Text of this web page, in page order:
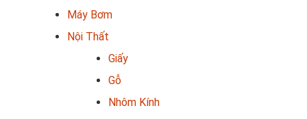
Máy Bơm
Nội Thất
Giấy
Gỗ
Nhôm Kính